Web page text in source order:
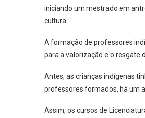
iniciando um mestrado em
cultura.
A formação de professores
para a valorização e o resgate
Antes, as crianças indígenas
professores formados, há um
Assim, os cursos de